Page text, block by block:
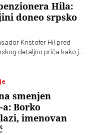
Hila:
doneo srpsko
Kristofer Hil pred
detaljno priča kako je
i zajedničku
smenjen
Borko
imenovan